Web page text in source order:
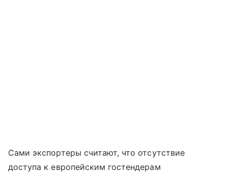
Сами экспортеры считают, что отсутствие
доступа к европейским гостендерам